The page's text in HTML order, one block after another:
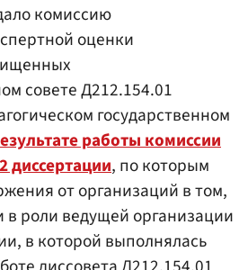
комиссию
оценки
совете Д212.154.01
государственном
работы комиссии
диссертации, по которым
от организаций в том,
в роли ведущей организации
в которой выполнялась